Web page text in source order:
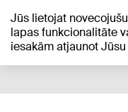
Jūs lietojat
lapas funkcionalitāte
iesakām atjaunot
+18°C